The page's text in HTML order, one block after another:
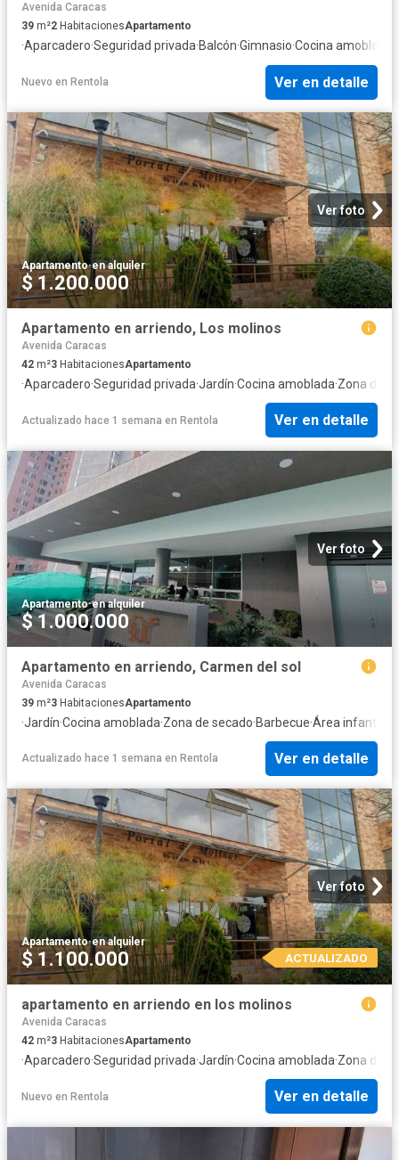
Avenida Caracas
39 m²2 HabitacionesApartamento
·Aparcadero·Seguridad privada·Balcón·Gimnasio·Cocina amoblada
Nuevo en Rentola Ver en detalle
Ver foto
Apartamento·en alquiler
$ 1.200.000
Apartamento en arriendo, Los molinos
Avenida Caracas
42 m²3 HabitacionesApartamento
·Aparcadero·Seguridad privada·Jardín·Cocina amoblada·Zona de
Actualizado hace 1 semana en Rentola Ver en detalle
Ver foto
Apartamento·en alquiler
$ 1.000.000
Apartamento en arriendo, Carmen del sol
Avenida Caracas
39 m²3 HabitacionesApartamento
·Jardín·Cocina amoblada·Zona de secado·Barbecue·Área infantil
Actualizado hace 1 semana en Rentola Ver en detalle
Ver foto
Apartamento·en alquiler
$ 1.100.000 ACTUALIZADO
apartamento en arriendo en los molinos
Avenida Caracas
42 m²3 HabitacionesApartamento
·Aparcadero·Seguridad privada·Jardín·Cocina amoblada·Zona de
Nuevo en Rentola Ver en detalle